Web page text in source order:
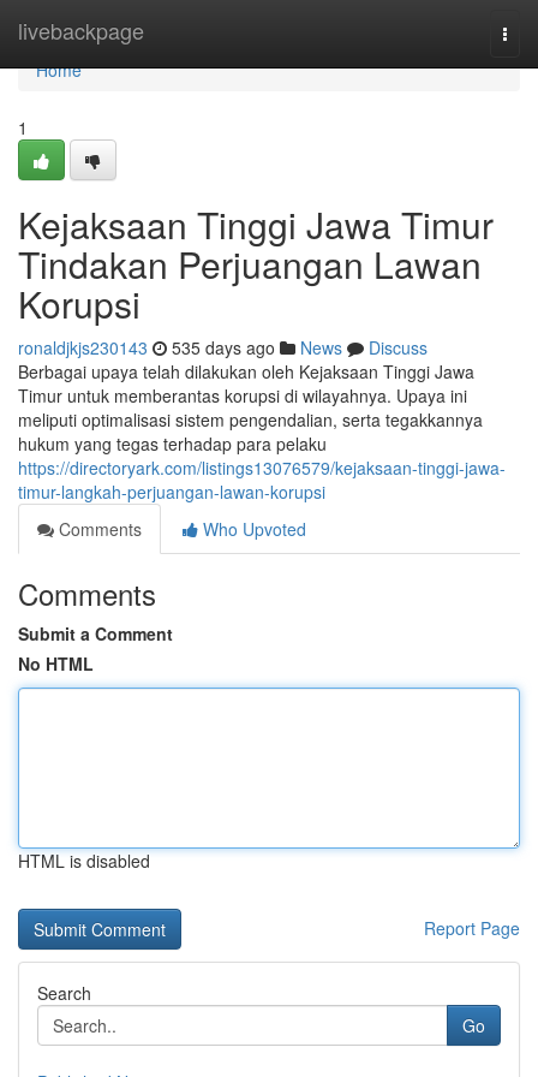
livebackpage
Home
Home
1
Kejaksaan Tinggi Jawa Timur
Tindakan Perjuangan Lawan
Korupsi
ronaldjkjs230143 535 days ago News
Discuss
Berbagai upaya telah dilakukan oleh Kejaksaan Tinggi Jawa
Timur untuk memberantas korupsi di wilayahnya. Upaya ini
meliputi optimalisasi sistem pengendalian, serta tegakkannya
hukum yang tegas terhadap para pelaku
https://directoryark.com/listings13076579/kejaksaan-tinggi-jawa-
timur-langkah-perjuangan-lawan-korupsi
Comments
Who Upvoted
Comments
Submit a Comment
No HTML
HTML is disabled
Report Page
Search
Go